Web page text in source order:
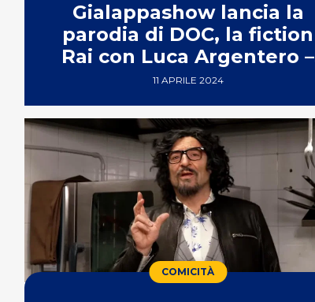
Gialappashow lancia la
parodia di DOC, la fiction
Rai con Luca Argentero –
VIDEO
11 APRILE 2024
COMICITÀ